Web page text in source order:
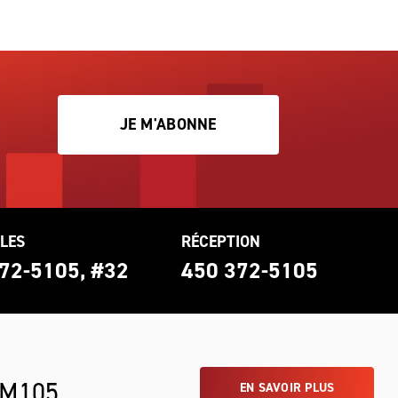
JE M'ABONNE
5105, #32
RÉCEPTION
450 372-5105
EN SAVOIR PLUS